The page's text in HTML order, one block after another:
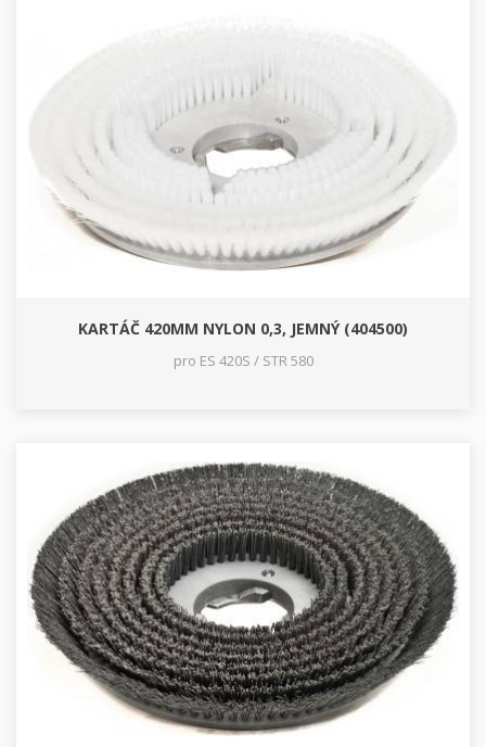
KARTÁČ 420MM NYLON 0,3, JEMNÝ (404500)
pro ES 420S / STR 580